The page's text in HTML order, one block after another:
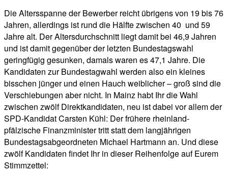
Die Altersspanne der Bewerber reicht übrigens von 19 bis 76
Jahren, allerdings ist rund die Hälfte zwischen 40 und 59
Jahre alt. Der Altersdurchschnitt liegt damit bei 46,9 Jahren
und ist damit gegenüber der letzten Bundestagswahl
geringfügig gesunken, damals waren es 47,1 Jahre. Die
Kandidaten zur Bundestagwahl werden also ein kleines
bisschen jünger und einen Hauch weiblicher – groß sind die
Verschiebungen aber nicht. In Mainz habt Ihr die Wahl
zwischen zwölf Direktkandidaten, neu ist dabei vor allem der
SPD-Kandidat Carsten Kühl: Der frühere rheinland-
pfälzische Finanzminister tritt statt dem langjährigen
Bundestagsabgeordneten Michael Hartmann an. Und diese
zwölf Kandidaten findet Ihr in dieser Reihenfolge auf Eurem
Stimmzettel: